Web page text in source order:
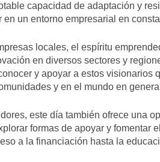
capacidad de adaptación y
un entorno empresarial en
locales, el espíritu
en diversos sectores y
y apoyar a estos visionarios
y en el mundo en
este día también ofrece una
formas de apoyar y fomentar
a la financiación hasta la